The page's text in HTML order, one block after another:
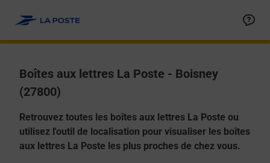
Boîtes aux lettres La Poste - Boisney
(27800)
Retrouvez toutes les boîtes aux lettres La Poste ou
utilisez l'outil de localisation pour visualiser les boîtes
aux lettres La Poste les plus proches de chez vous.